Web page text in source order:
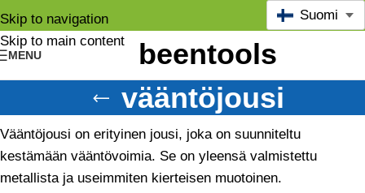
Skip to navigation
Skip to main content
MENU
Suomi
vääntöjousi
Vääntöjousi on erityinen jousi, joka on suunniteltu
kestämään vääntövoimia. Se on yleensä valmistettu
metallista ja useimmiten kierteisen muotoinen.